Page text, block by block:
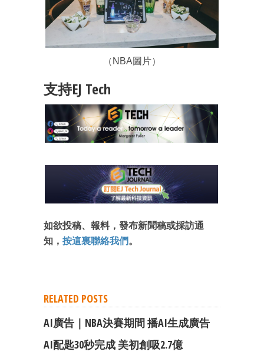
（NBA圖片）
支持EJ Tech
如欲投稿、報料，發布新聞稿或採訪通
知， 按這裏聯絡我們。
RELATED POSTS
AI廣告｜NBA決賽期間 播AI生成廣告
AI配匙30秒完成 美初創吸2.7億
成為 EJ Tech 會員
最新資訊（附創業懶人包）
箱！